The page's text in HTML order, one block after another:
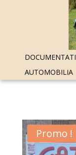
AUTOMOBILIA
Promo !